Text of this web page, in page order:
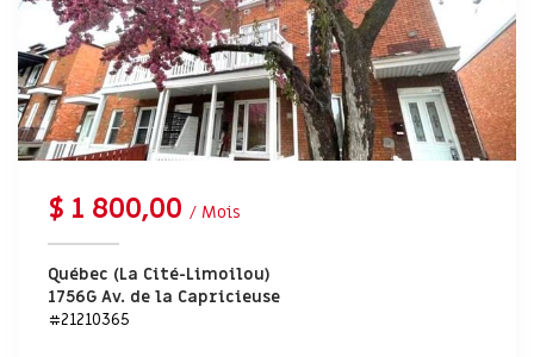
$ 1 800,00 / Mois
Québec (La Cité-Limoilou)
1756G Av. de la Capricieuse
#21210365